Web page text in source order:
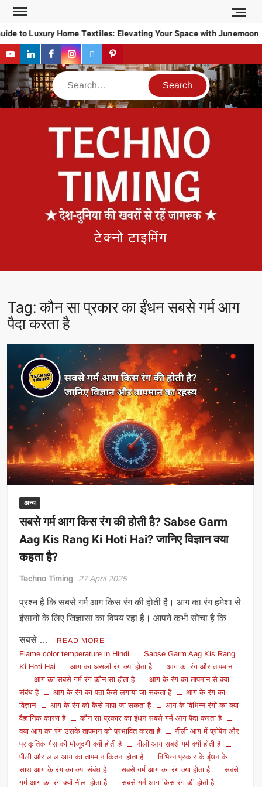
Skip
contentto Luxury Home Textiles: Elevating Your Space with Junemoon
YouTubeLinkedInFacebookInstagram
TwitterPinterest
Search
टेक्नो टाइमिंग
Tag:कौन सा प्रकार का ईंधन सबसे गर्म आग
पैदा करता है
अन्य
सबसे गर्म आग किस रंग की होती है? Sabse Garm
Aag Kis Rang Ki Hoti Hai? जानिए विज्ञान क्या
कहता है?
Techno Timing 27 April 2025
प्रश्न है कि सबसे गर्म आग किस रंग की होती है। आग का रंग हमेशा से
इंसानों के लिए जिज्ञासा का विषय रहा है। आपने कभी सोचा है कि
सबसे … READ MORE
Flame color temperature in Hindi
Sabse Garm Aag Kis Rang
Ki Hoti Hai
आग का असली रंग क्या होता है
आग का रंग और तापमान
आग का सबसे गर्म रंग कौन सा होता है
आग के रंग का तापमान से क्या
संबंध है
आग के रंग का पता कैसे लगाया जा सकता है
आग के रंग का
विज्ञान
आग के रंग को कैसे मापा जा सकता है
आग के विभिन्न रंगों का क्या
वैज्ञानिक कारण है
कौन सा प्रकार का ईंधन सबसे गर्म आग पैदा करता है
क्या आग का रंग उसके तापमान को प्रभावित करता है
नीली आग में प्रोपेन और
प्राकृतिक गैस की मौजूदगी क्यों होती है
नीली आग सबसे गर्म क्यों होती है
पीली और लाल आग का तापमान कितना होता है
विभिन्न प्रकार के ईंधन के
साथ आग के रंग का क्या संबंध है
सबसे गर्म आग का रंग क्या होता है
सबसे
गर्म आग का रंग क्यों नीला होता है
सबसे गर्म आग किस रंग की होती है